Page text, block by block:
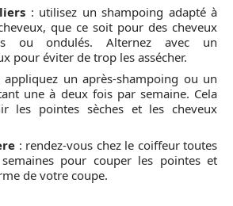
: utilisez un shampoing adapté à
que ce soit pour des cheveux
ou ondulés. Alternez avec un
pour éviter de trop les assécher.
appliquez un après-shampoing ou un
une à deux fois par semaine. Cela
les pointes sèches et les cheveux
: rendez-vous chez le coiffeur toutes
pour couper les pointes et
de votre coupe.